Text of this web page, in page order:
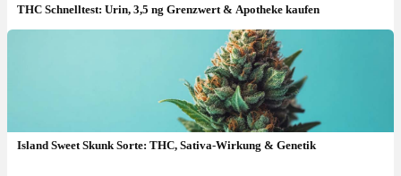
THC Schnelltest: Urin, 3,5 ng Grenzwert & Apotheke kaufen
Island Sweet Skunk Sorte: THC, Sativa-Wirkung & Genetik